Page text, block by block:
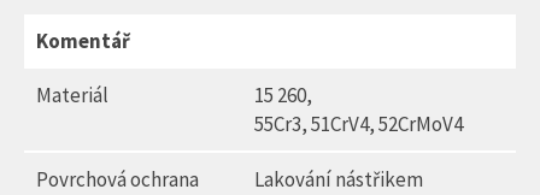
Komentář
Materiál
15 260,
55Cr3, 51CrV4, 52CrMoV4
Povrchová ochrana Lakování nástřikem